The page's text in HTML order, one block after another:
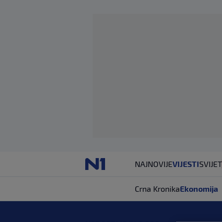
NAJNOVIJEVIJESTISVIJET
Crna KronikaEkonomija